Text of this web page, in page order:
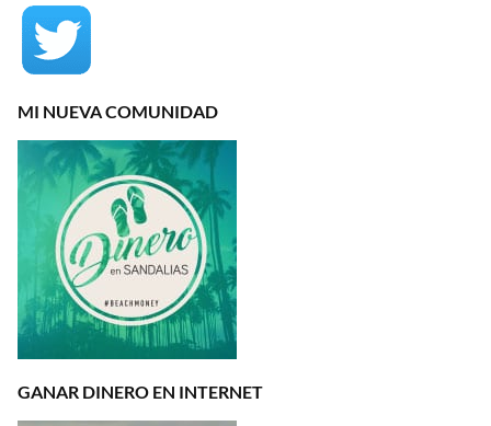
MI NUEVA COMUNIDAD
GANAR DINERO EN INTERNET